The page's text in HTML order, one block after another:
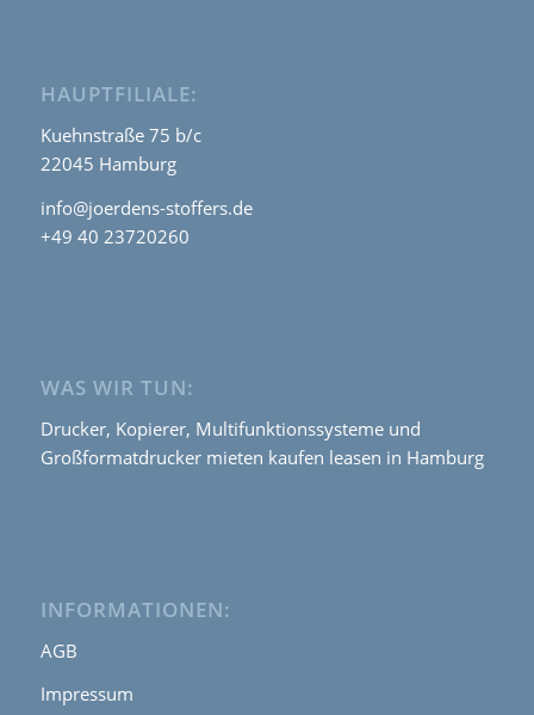
HAUPTFILIALE:
Kuehnstraße 75 b/c
22045 Hamburg
info@joerdens-stoffers.de
+49 40 23720260
WAS WIR TUN:
Drucker, Kopierer, Multifunktionssysteme und
Großformatdrucker mieten kaufen leasen in Hamburg
INFORMATIONEN:
AGB
Impressum